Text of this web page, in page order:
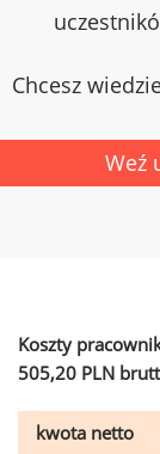
Chcesz
Weź
Koszty
505,20 PLN
kwota netto